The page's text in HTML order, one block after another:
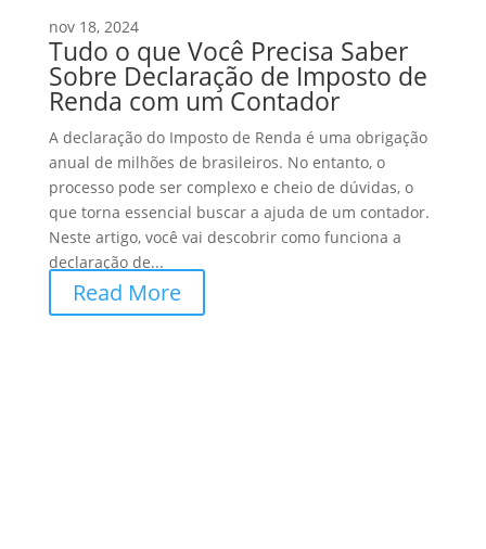
nov 18, 2024
Tudo o que Você Precisa Saber
Sobre Declaração de Imposto de
Renda com um Contador
A declaração do Imposto de Renda é uma obrigação
anual de milhões de brasileiros. No entanto, o
processo pode ser complexo e cheio de dúvidas, o
que torna essencial buscar a ajuda de um contador.
Neste artigo, você vai descobrir como funciona a
declaração de...
Read More